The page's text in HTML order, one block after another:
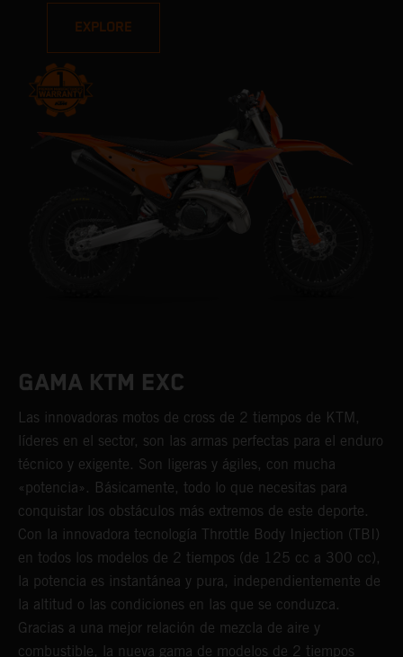
EXPLORE
GAMA KTM EXC
Las innovadoras motos de cross de 2 tiempos de KTM,
líderes en el sector, son las armas perfectas para el enduro
técnico y exigente. Son ligeras y ágiles, con mucha
«potencia». Básicamente, todo lo que necesitas para
conquistar los obstáculos más extremos de este deporte.
Con la innovadora tecnología Throttle Body Injection (TBI)
en todos los modelos de 2 tiempos (de 125 cc a 300 cc),
la potencia es instantánea y pura, independientemente de
la altitud o las condiciones en las que se conduzca.
Gracias a una mejor relación de mezcla de aire y
combustible, la nueva gama de modelos de 2 tiempos